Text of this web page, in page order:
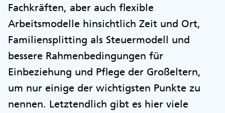
Fachkräften, aber auch flexible
Arbeitsmodelle hinsichtlich Zeit und Ort,
Familiensplitting als Steuermodell und
bessere Rahmenbedingungen für
Einbeziehung und Pflege der Großeltern,
um nur einige der wichtigsten Punkte zu
nennen. Letztendlich gibt es hier viele